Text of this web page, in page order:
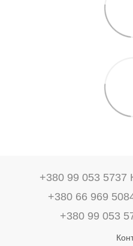
+380 99 053 5737
+380 66 969
+380 99 053